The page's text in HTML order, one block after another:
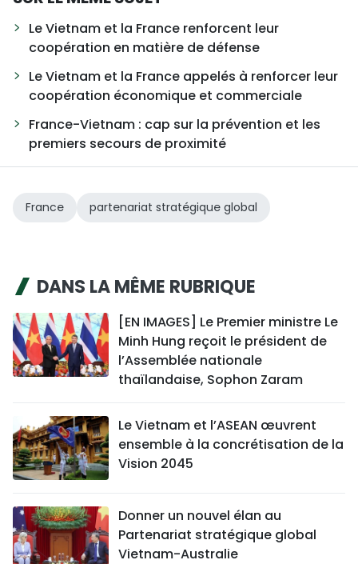
Le Vietnam et la France renforcent leur
coopération en matière de défense
Le Vietnam et la France appelés à renforcer leur
coopération économique et commerciale
France-Vietnam : cap sur la prévention et les
premiers secours de proximité
France partenariat stratégique global
DANS LA MÊME RUBRIQUE
[EN IMAGES] Le Premier ministre Le
Minh Hung reçoit le président de
l’Assemblée nationale
thaïlandaise, Sophon Zaram
Le Vietnam et l’ASEAN œuvrent
ensemble à la concrétisation de la
Vision 2045
Donner un nouvel élan au
Partenariat stratégique global
Vietnam-Australie